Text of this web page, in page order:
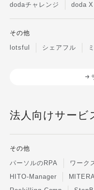
dodaチャレンジ
doda X
その他
lotsful
シェアフル
法人向けサービ
その他
パーソルのRPA
ワーク
HITO-Manager